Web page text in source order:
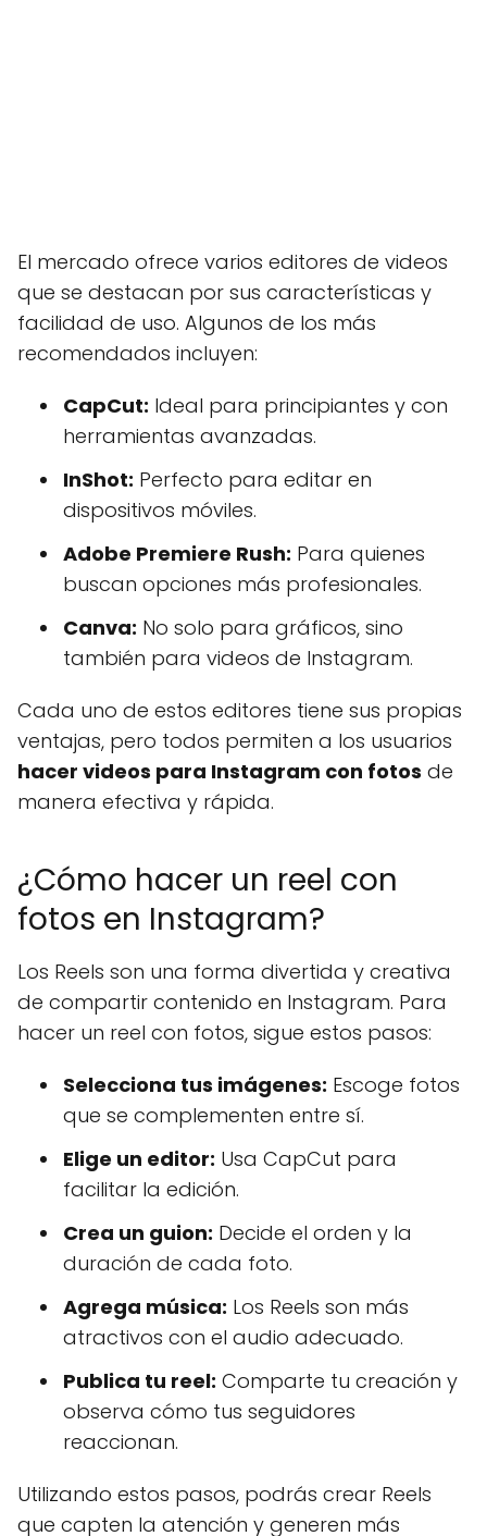
El mercado ofrece varios editores de videos
que se destacan por sus características y
facilidad de uso. Algunos de los más
recomendados incluyen:
CapCut: Ideal para principiantes y con
herramientas avanzadas.
InShot: Perfecto para editar en
dispositivos móviles.
Adobe Premiere Rush: Para quienes
buscan opciones más profesionales.
Canva: No solo para gráficos, sino
también para videos de Instagram.
Cada uno de estos editores tiene sus propias
ventajas, pero todos permiten a los usuarios
hacer videos para Instagram con fotos de
manera efectiva y rápida.
¿Cómo hacer un reel con
fotos en Instagram?
Los Reels son una forma divertida y creativa
de compartir contenido en Instagram. Para
hacer un reel con fotos, sigue estos pasos:
Selecciona tus imágenes: Escoge fotos
que se complementen entre sí.
Elige un editor: Usa CapCut para
facilitar la edición.
Crea un guion: Decide el orden y la
duración de cada foto.
Agrega música: Los Reels son más
atractivos con el audio adecuado.
Publica tu reel: Comparte tu creación y
observa cómo tus seguidores
reaccionan.
Utilizando estos pasos, podrás crear Reels
que capten la atención y generen más